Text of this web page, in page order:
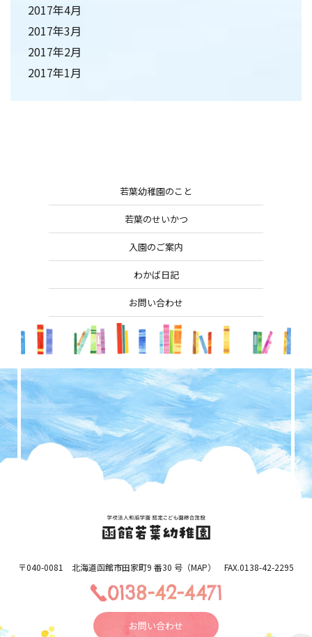
2017年4月
2017年3月
2017年2月
2017年1月
若葉幼稚園のこと
若葉のせいかつ
入園のご案内
わかば日記
お問い合わせ
〒040-0081 北海道函館市田家町9 番30 号（MAP） FAX.0138-42-2295
お問い合わせ